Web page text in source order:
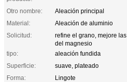
Otro nombre:
Aleación principal
Material:
Aleación de aluminio
Solicitud:
refine el grano, mejore
del magnesio
tipo:
aleación fundida
Superficie:
suave, plateado
Forma:
Lingote